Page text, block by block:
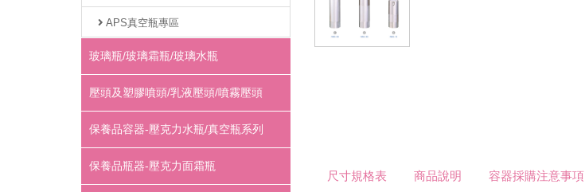
APS真空瓶專區
玻璃瓶/玻璃霜瓶/玻璃水瓶
壓頭及塑膠噴頭/乳液壓頭/噴霧壓頭
保養品容器-壓克力水瓶/真空瓶系列
保養品瓶器-壓克力面霜瓶
尺寸規格表 商品說明 容器採購注意事項